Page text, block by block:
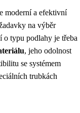
moderní a efektivní
na výběr
typu podlahy je třeba
, jeho odolnost
se systémem
trubkách